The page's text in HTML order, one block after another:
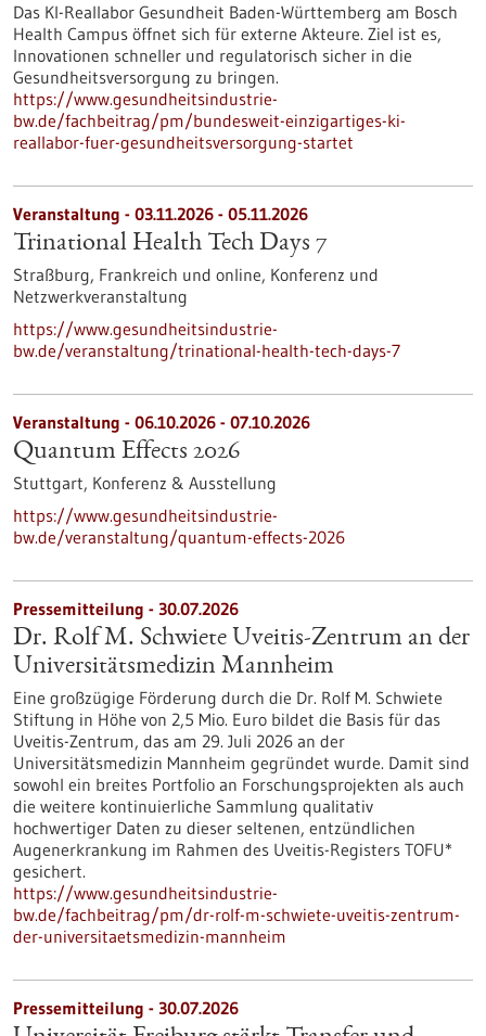
Das KI-Reallabor Gesundheit Baden-Württemberg am Bosch
Health Campus öffnet sich für externe Akteure. Ziel ist es,
Innovationen schneller und regulatorisch sicher in die
Gesundheitsversorgung zu bringen.
https://www.gesundheitsindustrie-
bw.de/fachbeitrag/pm/bundesweit-einzigartiges-ki-
reallabor-fuer-gesundheitsversorgung-startet
Veranstaltung - 03.11.2026 - 05.11.2026
Trinational Health Tech Days 7
Straßburg, Frankreich und online, Konferenz und
Netzwerkveranstaltung
https://www.gesundheitsindustrie-
bw.de/veranstaltung/trinational-health-tech-days-7
Veranstaltung - 06.10.2026 - 07.10.2026
Quantum Effects 2026
Stuttgart, Konferenz & Ausstellung
https://www.gesundheitsindustrie-
bw.de/veranstaltung/quantum-effects-2026
Pressemitteilung - 30.07.2026
Dr. Rolf M. Schwiete Uveitis-Zentrum an der
Universitätsmedizin Mannheim
Eine großzügige Förderung durch die Dr. Rolf M. Schwiete
Stiftung in Höhe von 2,5 Mio. Euro bildet die Basis für das
Uveitis-Zentrum, das am 29. Juli 2026 an der
Universitätsmedizin Mannheim gegründet wurde. Damit sind
sowohl ein breites Portfolio an Forschungsprojekten als auch
die weitere kontinuierliche Sammlung qualitativ
hochwertiger Daten zu dieser seltenen, entzündlichen
Augenerkrankung im Rahmen des Uveitis-Registers TOFU*
gesichert.
https://www.gesundheitsindustrie-
bw.de/fachbeitrag/pm/dr-rolf-m-schwiete-uveitis-zentrum-
der-universitaetsmedizin-mannheim
Pressemitteilung - 30.07.2026